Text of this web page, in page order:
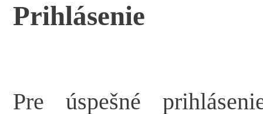
Prihlásenie
Pre úspešné